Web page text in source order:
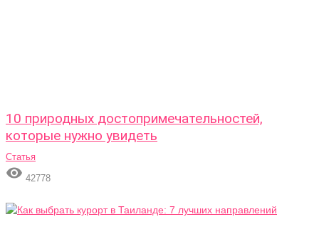
10 природных достопримечательностей,
которые нужно увидеть
Статья
 42778